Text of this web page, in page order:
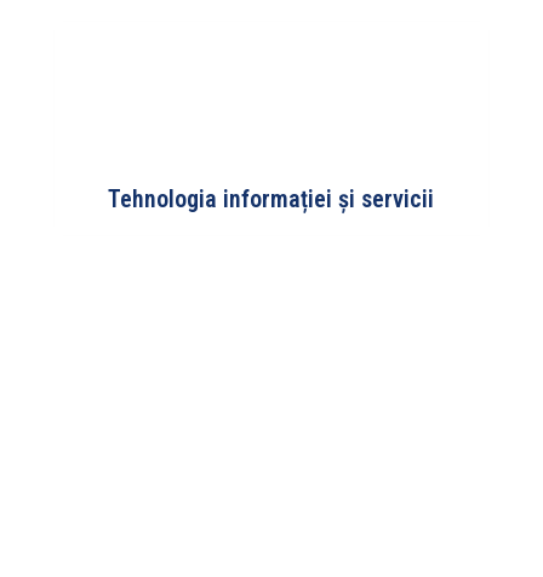
Tehnologia informației și servicii